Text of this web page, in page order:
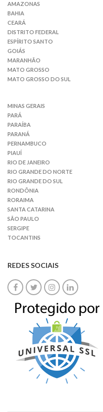
AMAZONAS
BAHIA
CEARÁ
DISTRITO FEDERAL
ESPÍRITO SANTO
GOIÁS
MARANHÃO
MATO GROSSO
MATO GROSSO DO SUL
MINAS GERAIS
PARÁ
PARAÍBA
PARANÁ
PERNAMBUCO
PIAUÍ
RIO DE JANEIRO
RIO GRANDE DO NORTE
RIO GRANDE DO SUL
RONDÔNIA
RORAIMA
SANTA CATARINA
SÃO PAULO
SERGIPE
TOCANTINS
REDES SOCIAIS